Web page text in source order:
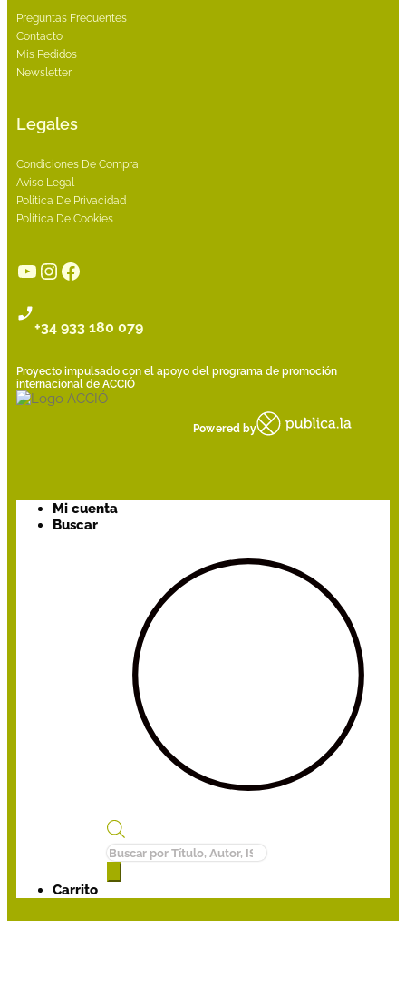
Preguntas Frecuentes
Contacto
Mis Pedidos
Newsletter
Legales
Condiciones De Compra
Aviso Legal
Política De Privacidad
Política De Cookies
YouTube
Instagram
Facebook
+34 933 180 079
Proyecto impulsado con el apoyo del programa de promoción
internacional de ACCIÓ
Powered by
Mi cuenta
Buscar
Búsqueda
de
productos
Carrito